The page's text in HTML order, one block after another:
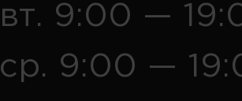
вт. 9:00 —
ср. 9:00 —